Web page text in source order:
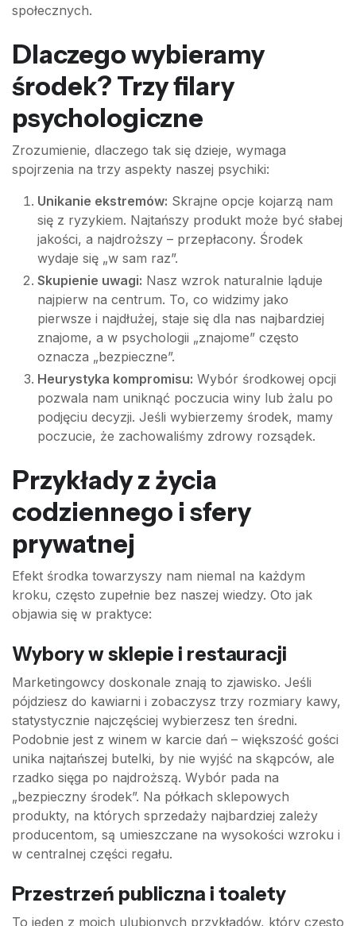
społecznych.
Dlaczego wybieramy
środek? Trzy filary
psychologiczne
Zrozumienie, dlaczego tak się dzieje, wymaga
spojrzenia na trzy aspekty naszej psychiki:
Unikanie ekstremów: Skrajne opcje kojarzą nam
się z ryzykiem. Najtańszy produkt może być słabej
jakości, a najdroższy – przepłacony. Środek
wydaje się „w sam raz”.
Skupienie uwagi: Nasz wzrok naturalnie ląduje
najpierw na centrum. To, co widzimy jako
pierwsze i najdłużej, staje się dla nas najbardziej
znajome, a w psychologii „znajome” często
oznacza „bezpieczne”.
Heurystyka kompromisu: Wybór środkowej opcji
pozwala nam uniknąć poczucia winy lub żalu po
podjęciu decyzji. Jeśli wybierzemy środek, mamy
poczucie, że zachowaliśmy zdrowy rozsądek.
Przykłady z życia
codziennego i sfery
prywatnej
Efekt środka towarzyszy nam niemal na każdym
kroku, często zupełnie bez naszej wiedzy. Oto jak
objawia się w praktyce:
Wybory w sklepie i restauracji
Marketingowcy doskonale znają to zjawisko. Jeśli
pójdziesz do kawiarni i zobaczysz trzy rozmiary kawy,
statystycznie najczęściej wybierzesz ten średni.
Podobnie jest z winem w karcie dań – większość gości
unika najtańszej butelki, by nie wyjść na skąpców, ale
rzadko sięga po najdroższą. Wybór pada na
„bezpieczny środek”. Na półkach sklepowych
produkty, na których sprzedaży najbardziej zależy
producentom, są umieszczane na wysokości wzroku i
w centralnej części regału.
Przestrzeń publiczna i toalety
To jeden z moich ulubionych przykładów, który często